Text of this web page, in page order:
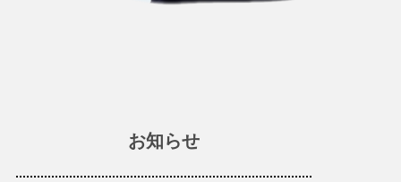
お知らせ